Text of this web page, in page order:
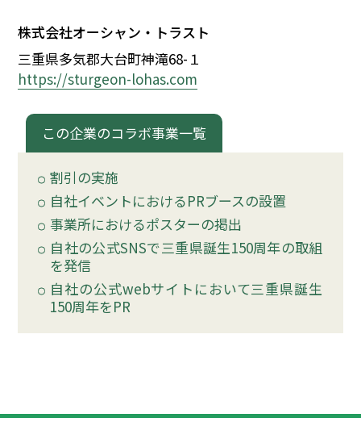
株式会社オーシャン・トラスト
三重県多気郡大台町神滝68- １
https://sturgeon-lohas.com
この企業のコラボ事業一覧
割引の実施
自社イベントにおけるPRブースの設置
事業所におけるポスターの掲出
自社の公式SNSで三重県誕生150周年の取組
を発信
自社の公式webサイトにおいて三重県誕生
150周年をPR